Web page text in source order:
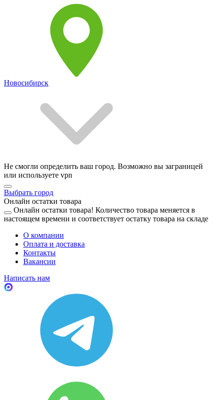
Новосибирск
Не смогли определить ваш город. Возможно вы заграницей
или используете vpn
Выбрать город
Онлайн остатки товара
Онлайн остатки товара! Количество товара меняется в
настоящем времени и соответствует остатку товара на складе
О компании
Оплата и доставка
Контакты
Вакансии
Написать нам